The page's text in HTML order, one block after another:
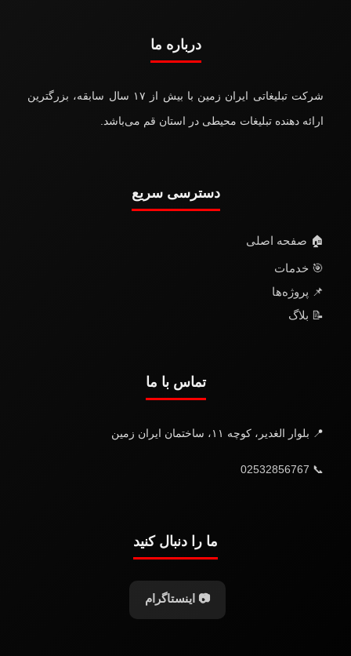
درباره ما
شرکت تبلیغاتی ایران زمین با بیش از ۱۷ سال سابقه، بزرگترین
ارائه دهنده تبلیغات محیطی در استان قم می‌باشد.
دسترسی سریع
🏠 صفحه اصلی
🎯 خدمات
📌 پروژه‌ها
📝 بلاگ
تماس با ما
📍 بلوار الغدیر، کوچه ۱۱، ساختمان ایران زمین
📞 02532856767
ما را دنبال کنید
📷 اینستاگرام